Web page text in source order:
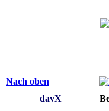
Nach oben
davX